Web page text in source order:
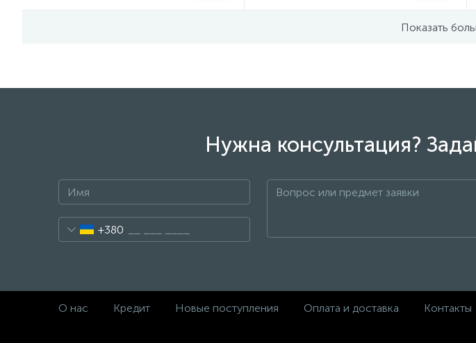
Показать
Нужна консультация?
+380
О нас Кредит Новые поступления Оплата и доставка Контакты